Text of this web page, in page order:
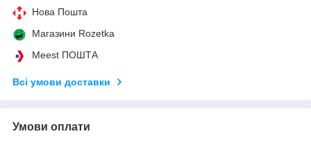
Нова Пошта
Магазини Rozetka
Meest ПОШТА
Всі умови доставки
Умови оплати